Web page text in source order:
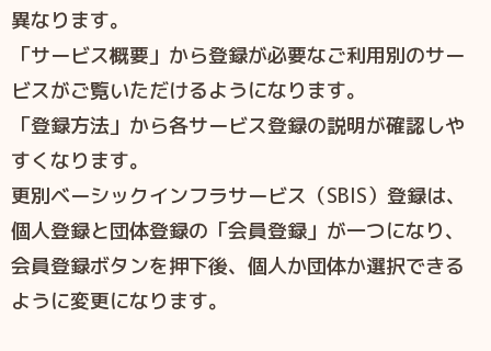
異なります。
「サービス概要」から登録が必要なご利用別のサー
ビスがご覧いただけるようになります。
「登録方法」から各サービス登録の説明が確認しや
すくなります。
更別ベーシックインフラサービス（SBIS）登録は、
個人登録と団体登録の「会員登録」が一つになり、
会員登録ボタンを押下後、個人か団体か選択できる
ように変更になります。